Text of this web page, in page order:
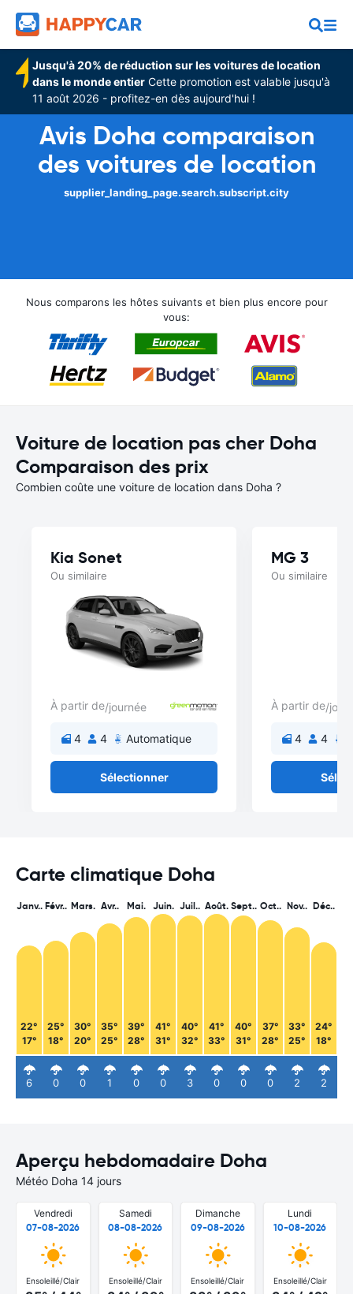
Jusqu'à 20% de réduction sur les voitures de location
dans le monde entier Cette promotion est valable jusqu'à
11 août 2026 - profitez-en dès aujourd'hui !
Avis Doha comparaison
des voitures de location
supplier_landing_page.search.subscript.city
Nous comparons les hôtes suivants et bien plus encore pour
vous:
Voiture de location pas cher Doha
Comparaison des prix
Combien coûte une voiture de location dans Doha ?
Kia Sonet
Ou similaire
À partir de/journée
4 4 Automatique
Sélectionner
MG 3
Ou similaire
À partir de/
4 4
Carte climatique Doha
Janv..
22°
17°
6
Févr..
25°
18°
0
Mars.
30°
20°
0
Avr..
35°
25°
1
Mai.
39°
28°
0
Juin.
41°
31°
0
Juil..
40°
32°
3
Août.
41°
33°
0
Sept..
40°
31°
0
Oct..
37°
28°
0
Nov..
33°
25°
2
Déc..
24°
18°
2
Aperçu hebdomadaire Doha
Météo Doha 14 jours
Vendredi
07-08-2026
Ensoleillé/Clair
Samedi
08-08-2026
Ensoleillé/Clair
Dimanche
09-08-2026
Ensoleillé/Clair
Lundi
10-08-2026
Ensoleillé/Clair